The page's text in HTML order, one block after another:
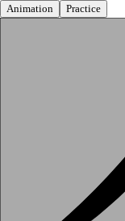
Animation Practice